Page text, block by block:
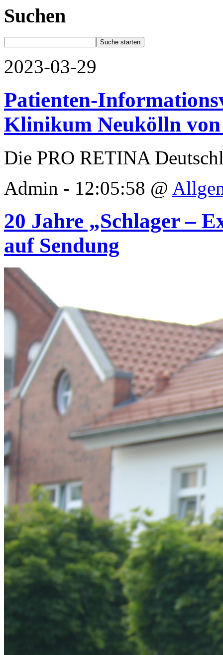
Suchen
2023-03-29
Patienten-
Klinikum Neukölln
Die PRO RETINA
Admin - 12:05:58 @
20 Jahre „Schlager –
auf Sendung